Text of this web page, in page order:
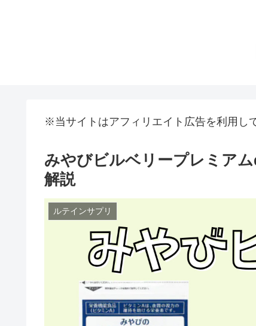
※当サイトはアフィリエイト広告を利用し
みやびビルベリープレミア
解説
ルテインサプリ